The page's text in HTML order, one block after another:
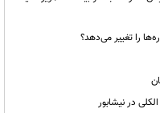
را تغییر می‌دهد؟